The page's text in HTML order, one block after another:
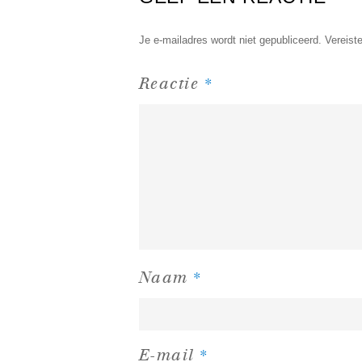
Je e-mailadres wordt niet gepubliceerd.
Reactie *
Naam *
E-mail *